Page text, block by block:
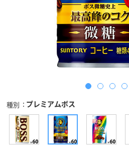
種別 プレミアムボス